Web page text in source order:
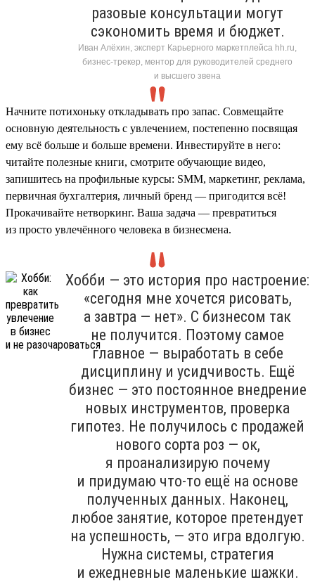
разовые консультации могут
сэкономить время и бюджет.
Иван Алёхин, эксперт Карьерного маркетплейса hh.ru,
бизнес-трекер, ментор для руководителей среднего
и высшего звена
Начните потихоньку откладывать про запас. Совмещайте
основную деятельность с увлечением, постепенно посвящая
ему всё больше и больше времени. Инвестируйте в него:
читайте полезные книги, смотрите обучающие видео,
запишитесь на профильные курсы: SMM, маркетинг, реклама,
первичная бухгалтерия, личный бренд — пригодится всё!
Прокачивайте нетворкинг. Ваша задача — превратиться
из просто увлечённого человека в бизнесмена.
Хобби — это история про настроение:
«сегодня мне хочется рисовать,
а завтра — нет». С бизнесом так
не получится. Поэтому самое
главное — выработать в себе
дисциплину и усидчивость. Ещё
бизнес — это постоянное внедрение
новых инструментов, проверка
гипотез. Не получилось с продажей
нового сорта роз — ок,
я проанализирую почему
и придумаю что-то ещё на основе
полученных данных. Наконец,
любое занятие, которое претендует
на успешность, — это игра вдолгую.
Нужна системы, стратегия
и ежедневные маленькие шажки.